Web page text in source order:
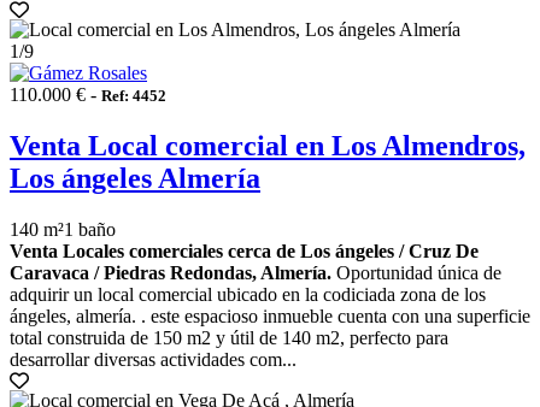
1/9
110.000 € - Ref: 4452
Venta Local comercial en Los Almendros,
Los ángeles Almería
140 m²1 baño
Venta Locales comerciales cerca de Los ángeles / Cruz De
Caravaca / Piedras Redondas, Almería. Oportunidad única de
adquirir un local comercial ubicado en la codiciada zona de los
ángeles, almería. . este espacioso inmueble cuenta con una superficie
total construida de 150 m2 y útil de 140 m2, perfecto para
desarrollar diversas actividades com...